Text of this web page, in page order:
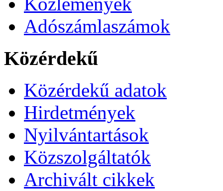
Adószámlaszámok
Közérdekű
Közérdekű adatok
Hirdetmények
Nyilvántartások
Közszolgáltatók
Archivált cikkek